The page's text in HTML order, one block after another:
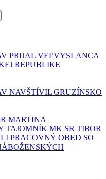
PRIJAL VEĽVYSLANCA
REPUBLIKE
NAVŠTÍVIL GRUZÍNSKO
MARTINA
TAJOMNÍK MK SR TIBOR
PRACOVNÝ OBED SO